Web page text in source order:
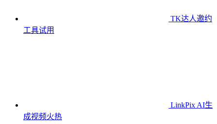
TK达人邀约
工具试用
LinkPix AI生
成视频火热